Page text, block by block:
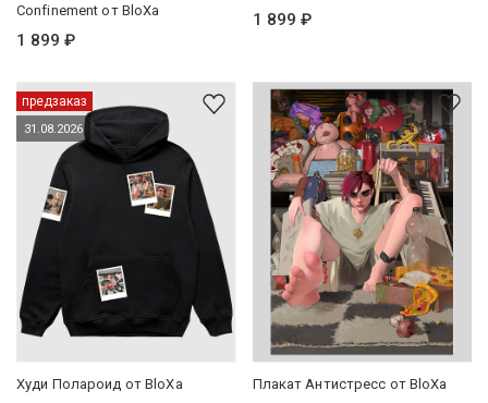
Confinement от BloXa
1 899 ₽
1 899 ₽
предзаказ
31.08.2026
Худи Полароид от BloXa Плакат Антистресс от BloXa